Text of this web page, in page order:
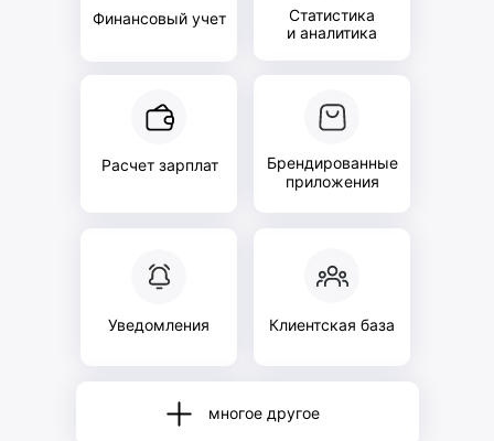
Уведомления Клиентская база
многое другое
Финансовый учет
Статистика
и аналитика
Брендированные
приложения
Расчет зарплат